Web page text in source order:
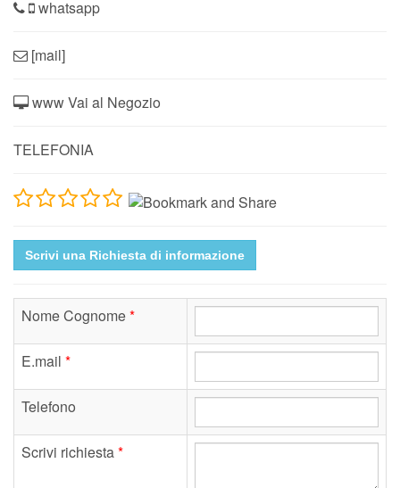
whatsapp
[mail]
www Vai al Negozio
TELEFONIA
Scrivi una Richiesta di informazione
Nome Cognome*
E.mail *
Telefono
Scrivi richiesta*